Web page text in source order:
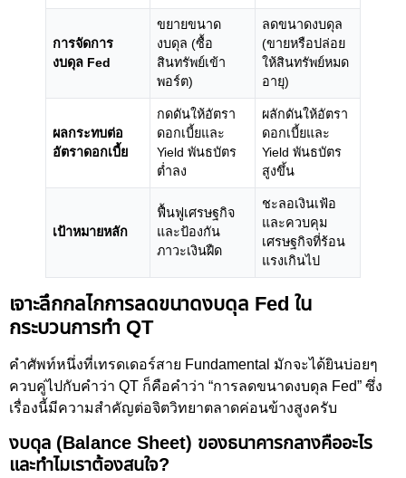
การจัดการ
งบดุล Fed
ขยายขนาด
งบดุล (ซื้อ
สินทรัพย์เข้า
พอร์ต)
ลดขนาดงบดุล
(ขายหรือปล่อย
ให้สินทรัพย์หมด
อายุ)
ผลกระทบต่อ
อัตราดอกเบี้ย
กดดันให้อัตรา
ดอกเบี้ยและ
Yield พันธบัตร
ต่ำลง
ผลักดันให้อัตรา
ดอกเบี้ยและ
Yield พันธบัตร
สูงขึ้น
เป้าหมายหลัก
ฟื้นฟูเศรษฐกิจ
และป้องกัน
ภาวะเงินฝืด
ชะลอเงินเฟ้อ
และควบคุม
เศรษฐกิจที่ร้อน
แรงเกินไป
เจาะลึกกลไกการลดขนาดงบดุล Fed ใน
กระบวนการทำ QT
คำศัพท์หนึ่งที่เทรดเดอร์สาย Fundamental มักจะได้ยินบ่อยๆ
ควบคู่ไปกับคำว่า QT ก็คือคำว่า “การลดขนาดงบดุล Fed” ซึ่ง
เรื่องนี้มีความสำคัญต่อจิตวิทยาตลาดค่อนข้างสูงครับ
งบดุล (Balance Sheet) ของธนาคารกลางคืออะไร
และทำไมเราต้องสนใจ?